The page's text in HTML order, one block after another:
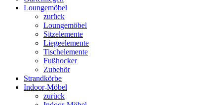
Loungemöbel
zurück
Loungemöbel
Sitzelemente
Liegeelemente
Tischelemente
Fußhocker
Zubehör
Strandkörbe
Indoor-Möbel
zurück